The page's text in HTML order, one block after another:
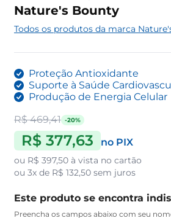
Nature's Bounty
Todos os produtos da marca
Proteção Antioxidante
Suporte à Saúde
Produção de Energia Celular
R$ 469,41 -20%
R$ 377,63 no PIX
ou R$ 397,50à vista no cartão
ou 3x de R$ 132,50sem juros
Este produto se encontra
Preencha os campos abaixo com seu